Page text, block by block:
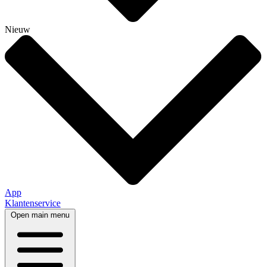
Nieuw
App
Klantenservice
Open main menu